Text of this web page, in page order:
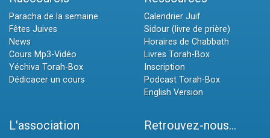
Paracha de la semaine
Fêtes Juives
News
Cours Mp3-Vidéo
Yéchiva Torah-Box
Dédicacer un cours
Calendrier Juif
Sidour (livre de prière)
Horaires de Chabbath
Livres Torah-Box
Inscription
Podcast Torah-Box
English Version
L'association Retrouvez-nous...